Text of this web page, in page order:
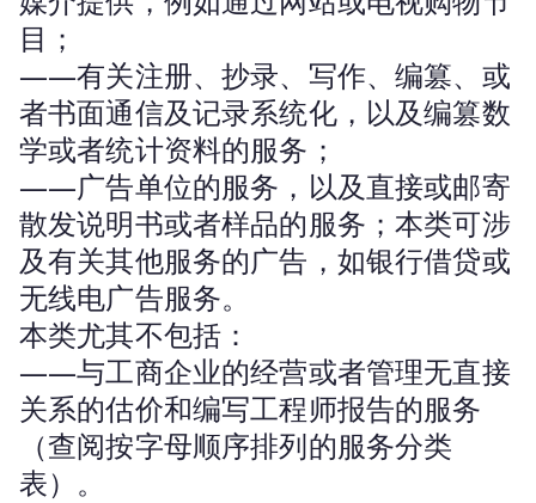
目；
——有关注册、抄录、写作、编篡、或
者书面通信及记录系统化，以及编篡数
学或者统计资料的服务；
——广告单位的服务，以及直接或邮寄
散发说明书或者样品的服务；本类可涉
及有关其他服务的广告，如银行借贷或
无线电广告服务。
本类尤其不包括：
——与工商企业的经营或者管理无直接
关系的估价和编写工程师报告的服务
（查阅按字母顺序排列的服务分类
表）。